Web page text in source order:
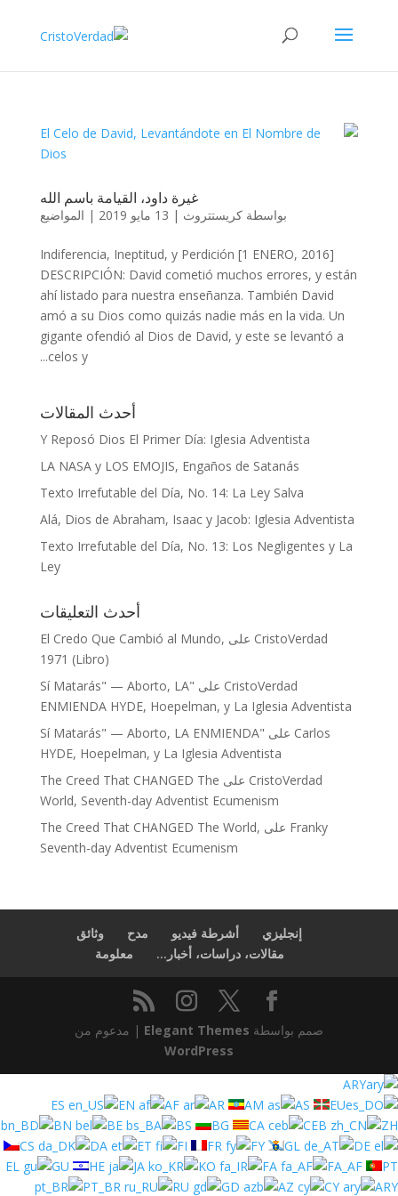
غيرة داود، القيامة باسم الله
بواسطةكريستتروث | 13 مايو 2019 | المواضيع
Indiferencia, Ineptitud, y Perdición [1 ENERO, 2016]
DESCRIPCIÓN: David cometió muchos errores, y están
ahí listado para nuestra enseñanza. También David
amó a su Dios como quizás nadie más en la vida. Un
gigante ofendió al Dios de David, y este se levantó a
celos y...
أحدث المقالات
Y Reposó Dios El Primer Día: Iglesia Adventista
LA NASA y LOS EMOJIS, Engaños de Satanás
Texto Irrefutable del Día, No. 14: La Ley Salva
Alá, Dios de Abraham, Isaac y Jacob: Iglesia Adventista
Texto Irrefutable del Día, No. 13: Los Negligentes y La
Ley
أحدث التعليقات
CristoVerdad على El Credo Que Cambió al Mundo,
1971 (Libro)
CristoVerdad على "Sí Matarás" — Aborto, LA
ENMIENDA HYDE, Hoepelman, y La Iglesia Adventista
Carlos على "Sí Matarás" — Aborto, LA ENMIENDA
HYDE, Hoepelman, y La Iglesia Adventista
CristoVerdad على The Creed That CHANGED The
World, Seventh-day Adventist Ecumenism
Franky على The Creed That CHANGED The World,
Seventh-day Adventist Ecumenism
إنجليزي أشرطة فيديو مدح
وثائق
مقالات، دراسات، أخبار...
معلومة
صمم بواسطة Elegant Themes | مدعوم من
WordPress
ARY
ES
EN AF AR AM AS
EU
BN
BE BS BG CA CEB
ZH
CS
DA ET FI FR FY GL
DE
EL
GU HE JA KO FA FA_AF
PT
PT_BR
RU GD AZ CY ARY